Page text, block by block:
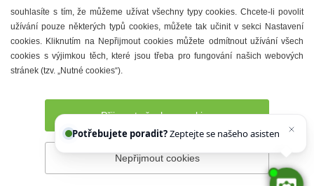
Restaurace
Městské muzeum a galerie
Denní meníčka
Prohlášení o přístupnosti Správce webu
souhlasíte s tím, že můžeme užívat všechny typy cookies. Chcete-li povolit
užívání pouze některých typů cookies, můžete tak učinit v sekci Nastavení
cookies. Kliknutím na Nepřijmout cookies můžete odmítnout užívání všech
cookies s výjimkou těch, které jsou třeba pro fungování našich webových
stránek (tzv. „Nutné cookies“).
Přijmout všechny cookies
Nepřijmout cookies
Potřebujete poradit?
Chett